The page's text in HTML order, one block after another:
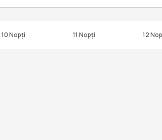
10 Nopți 11 Nopți 12